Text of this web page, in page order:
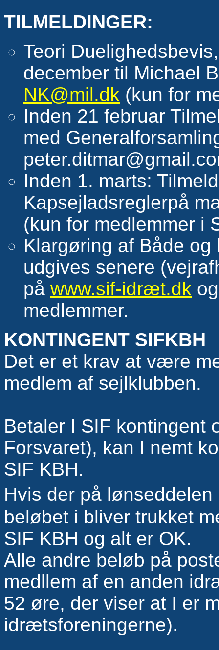
TILMELDINGER:
Teori
december til Michael
NK@mil.dk (kun for
Inden 21 februar
med
Inden 1. marts:
Kapsejladsreglerpå
(kun for medlemmer i
Klargøring af Både
udgives senere
på www.sif-idræt.dk
medlemmer.
KONTINGENT SIFKBH
Det er et krav at være
medlem af sejlklubben.
Betaler I SIF kontingent
Forsvaret), kan I nemt
SIF KBH.
Hvis der på
beløbet i bliver trukket
SIF KBH og alt er OK.
Alle andre beløb på
medllem af en anden
52 øre, der viser at I er
idrætsforeningerne).